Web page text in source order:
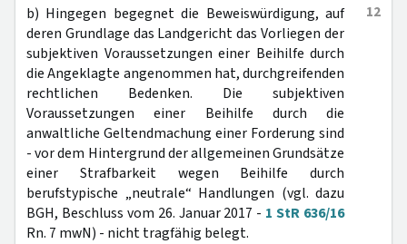
12
b) Hingegen begegnet die Beweiswürdigung, auf
deren Grundlage das Landgericht das Vorliegen der
subjektiven Voraussetzungen einer Beihilfe durch
die Angeklagte angenommen hat, durchgreifenden
rechtlichen Bedenken. Die subjektiven
Voraussetzungen einer Beihilfe durch die
anwaltliche Geltendmachung einer Forderung sind
- vor dem Hintergrund der allgemeinen Grundsätze
einer Strafbarkeit wegen Beihilfe durch
berufstypische „neutrale“ Handlungen (vgl. dazu
BGH, Beschluss vom 26. Januar 2017 - 1 StR 636/16
Rn. 7 mwN) - nicht tragfähig belegt.